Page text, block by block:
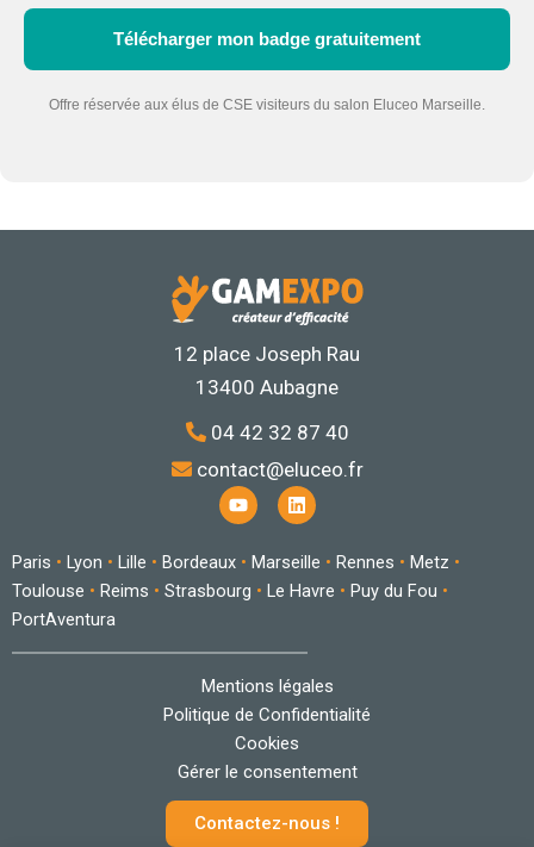
Télécharger mon badge gratuitement
Offre réservée aux élus de CSE visiteurs du salon Eluceo Marseille.
12 place Joseph Rau
13400 Aubagne
04 42 32 87 40
contact@eluceo.fr
Y
o
u
u
b
e
L
i
n
k
e
d
Paris • Lyon • Lille • Bordeaux • Marseille • Rennes • Metz •
Toulouse • Reims • Strasbourg • Le Havre • Puy du Fou •
PortAventura
Mentions légales
Politique de Confidentialité
Cookies
Gérer le consentement
Contactez-nous !